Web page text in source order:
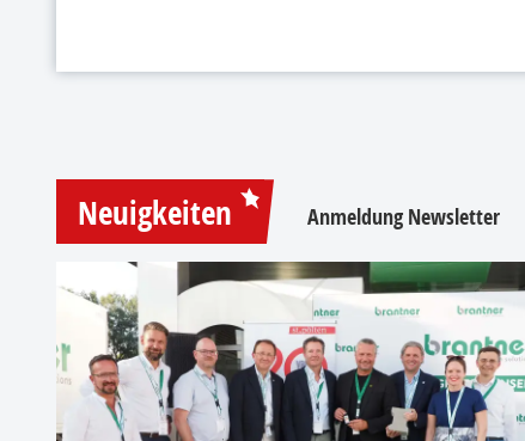
Neuigkeiten Anmeldung Newsletter